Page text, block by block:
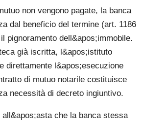
non vengono pagate, la banca
dal beneficio del termine (art. 1186
pignoramento dell&apos;immobile.
già iscritta, l&apos;istituto
direttamente l&apos;esecuzione
di mutuo notarile costituisce
necessità di decreto ingiuntivo.
che la banca stessa